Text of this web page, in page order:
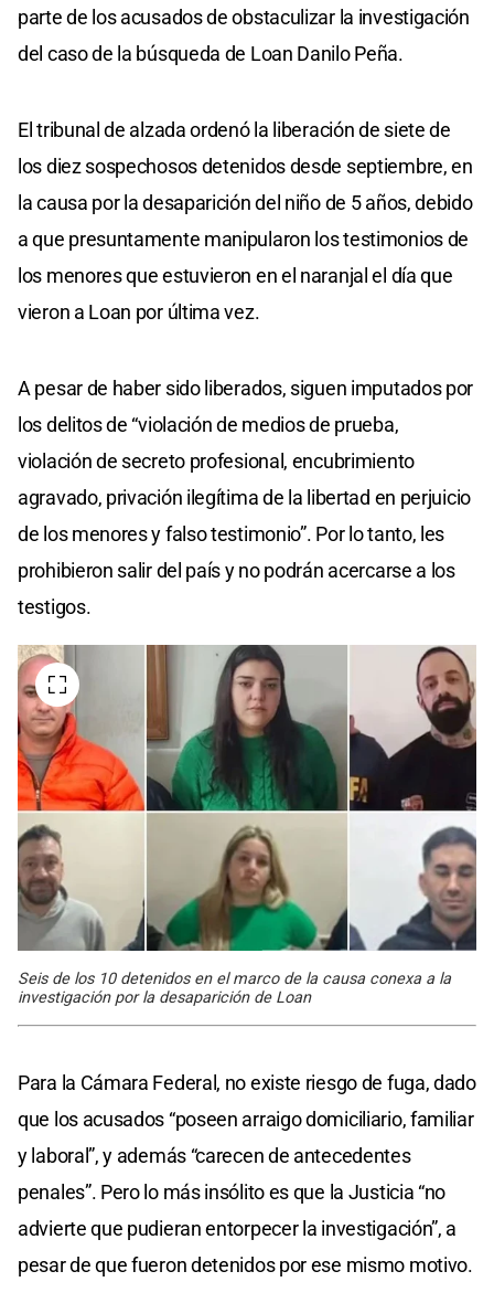
parte de los acusados de obstaculizar la investigación
del caso de la búsqueda de Loan Danilo Peña.
El tribunal de alzada ordenó la liberación de siete de
los diez sospechosos detenidos desde septiembre, en
la causa por la desaparición del niño de 5 años, debido
a que presuntamente manipularon los testimonios de
los menores que estuvieron en el naranjal el día que
vieron a Loan por última vez.
A pesar de haber sido liberados, siguen imputados por
los delitos de “violación de medios de prueba,
violación de secreto profesional, encubrimiento
agravado, privación ilegítima de la libertad en perjuicio
de los menores y falso testimonio”. Por lo tanto, les
prohibieron salir del país y no podrán acercarse a los
testigos.
Seis de los 10 detenidos en el marco de la causa conexa a la
investigación por la desaparición de Loan
Para la Cámara Federal, no existe riesgo de fuga, dado
que los acusados “poseen arraigo domiciliario, familiar
y laboral”, y además “carecen de antecedentes
penales”. Pero lo más insólito es que la Justicia “no
advierte que pudieran entorpecer la investigación”, a
pesar de que fueron detenidos por ese mismo motivo.